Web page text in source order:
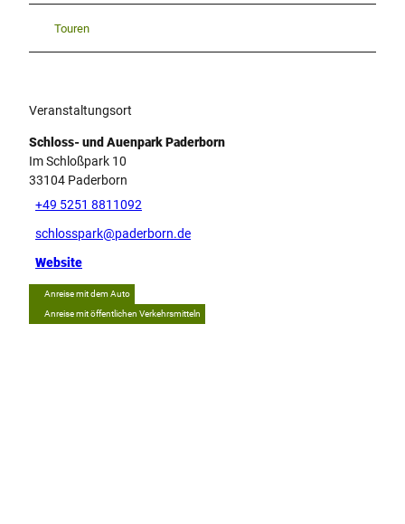
Touren
Veranstaltungsort
Schloss- und Auenpark Paderborn
Im Schloßpark 10
33104 Paderborn
+49 5251 8811092
schlosspark@paderborn.de
Website
Anreise mit dem Auto
Anreise mit öffentlichen Verkehrsmitteln